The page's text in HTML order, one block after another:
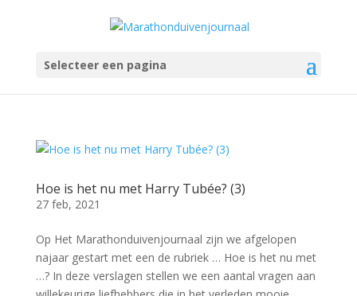
Selecteer een pagina
Hoe is het nu met Harry Tubée? (3)
27 feb, 2021
Op Het Marathonduivenjournaal zijn we afgelopen
najaar gestart met een de rubriek … Hoe is het nu met
…? In deze verslagen stellen we een aantal vragen aan